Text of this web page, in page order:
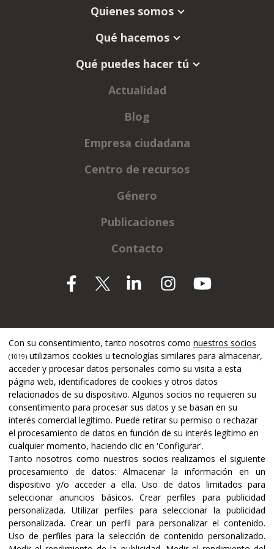
Quienes somos
Qué hacemos
Qué puedes hacer tú
Actualidad
Blog
Empresa ciudadana
Centro de recursos
Género
Publicaciones
Contacto
Certificaciones y acreditaciones
Con su consentimiento, tanto nosotros como nuestros socios
(1019) utilizamos cookies u tecnologías similares para almacenar,
acceder y procesar datos personales como su visita a esta
página web, identificadores de cookies y otros datos
relacionados de su dispositivo. Algunos socios no requieren su
consentimiento para procesar sus datos y se basan en su
interés comercial legítimo. Puede retirar su permiso o rechazar
el procesamiento de datos en función de su interés legítimo en
cualquier momento, haciendo clic en 'Configurar'.
Tanto nosotros como nuestros socios realizamos el siguiente
procesamiento de datos: Almacenar la información en un
dispositivo y/o acceder a ella. Uso de datos limitados para
seleccionar anuncios básicos.Crear perfiles para publicidad
personalizada. Utilizar perfiles para seleccionar la publicidad
personalizada.Crear un perfil para personalizar el contenido.
Uso de perfiles para la selección de contenido personalizado.